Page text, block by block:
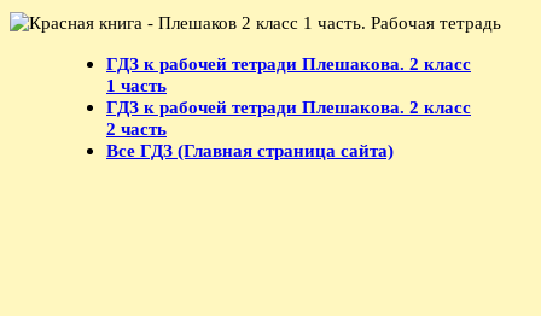
ГДЗ к рабочей тетради Плешакова. 2 класс
1 часть
ГДЗ к рабочей тетради Плешакова. 2 класс
2 часть
Все ГДЗ (Главная страница сайта)